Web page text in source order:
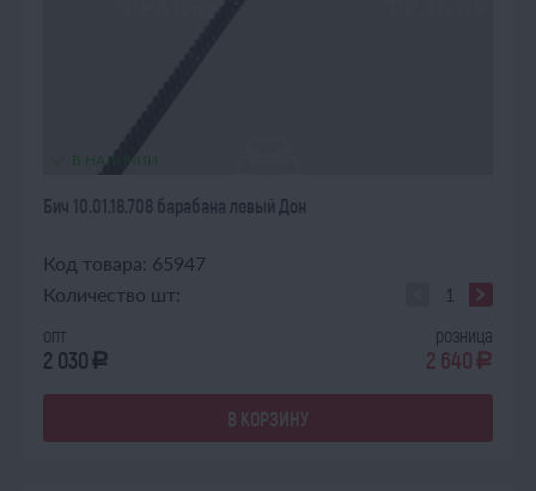
В НАЛИЧИИ
Бич 10.01.18.708 барабана левый Дон
Код товара: 65947
Количество шт:
опт
2 030 a
розница
2 640 a
В КОРЗИНУ